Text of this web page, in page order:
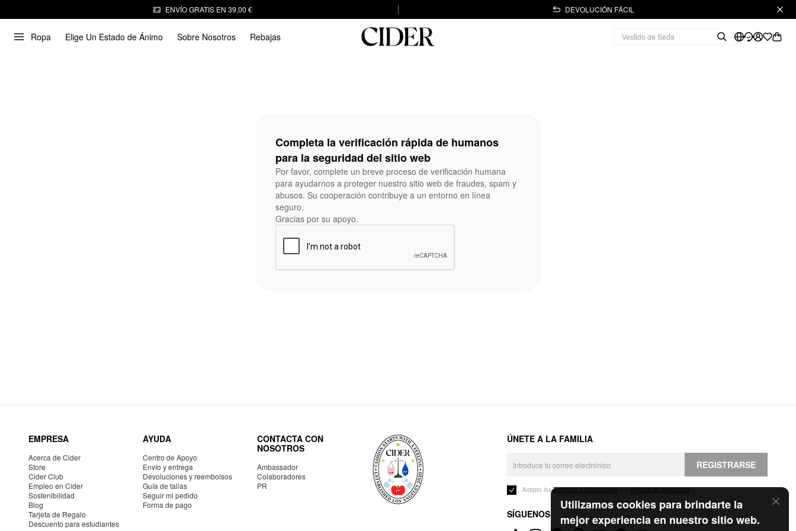
ENVÍO GRATIS EN 39,00 € DEVOLUCIÓN FÁCIL
Ropa Elige Un Estado de Ánimo Sobre Nosotros Rebajas
Utilizamos cookies para brindarte la
mejor experiencia en nuestro sitio web.
Completa la verificación rápida de humanos
para la seguridad del sitio web
Por favor, complete un breve proceso de verificación humana
para ayudarnos a proteger nuestro sitio web de fraudes, spam y
abusos. Su cooperación contribuye a un entorno en línea
seguro.
Gracias por su apoyo.
EMPRESA
Acerca de Cider
Store
Cider Club
Empleo en Cider
Sostenibilidad
Blog
Tarjeta de Regalo
Descuento para estudiantes
AYUDA
Centro de Apoyo
Envío y entrega
Devoluciones y reembolsos
Guía de tallas
Seguir mi pedido
Forma de pago
CONTACTA CON
NOSOTROS
Ambassador
Colaboradores
PR
ÚNETE A LA FAMILIA
REGISTRARSE
Acepto losTérminos y Condicionesy laPolítica de privacidad.
SÍGUENOS